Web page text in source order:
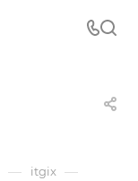
— itgix —